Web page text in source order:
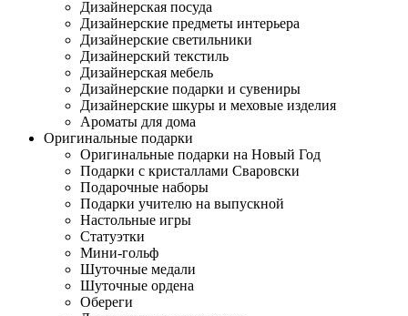
Дизайнерская посуда
Дизайнерские предметы интерьера
Дизайнерские светильники
Дизайнерский текстиль
Дизайнерская мебель
Дизайнерские подарки и сувениры
Дизайнерские шкуры и меховые изделия
Ароматы для дома
Оригинальные подарки
Оригинальные подарки на Новый Год
Подарки с кристаллами Сваровски
Подарочные наборы
Подарки учителю на выпускной
Настольные игры
Статуэтки
Мини-гольф
Шуточные медали
Шуточные ордена
Обереги